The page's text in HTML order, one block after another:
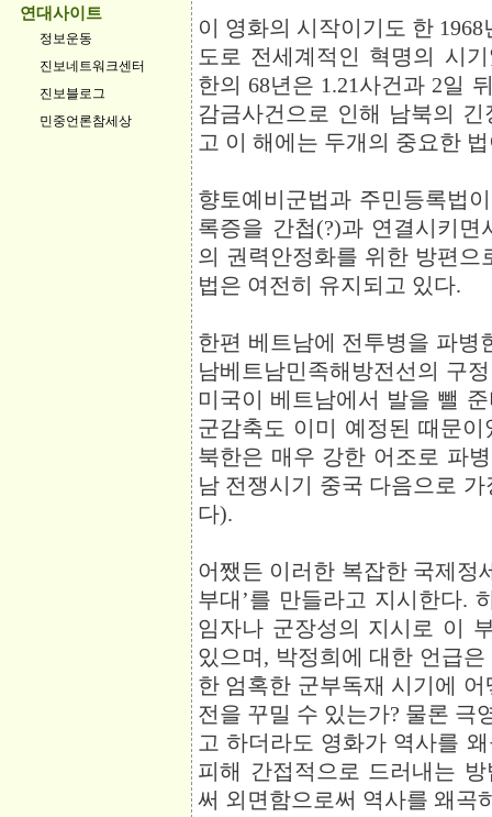
연대사이트
정보운동
진보네트워크센터
진보블로그
민중언론참세상
이 영화의 시작이기도 한
도로 전세계적인 혁명의 시
한의 68년은 1.21사건과 2일
감금사건으로 인해 남북의
고 이 해에는 두개의 중요한
향토예비군법과 주민등록법
록증을 간첩(?)과 연결시키
의 권력안정화를 위한 방편
법은 여전히 유지되고 있다.
한편 베트남에 전투병을 파병
남베트남민족해방전선의 구
미국이 베트남에서 발을 뺄
군감축도 이미 예정된 때문
북한은 매우 강한 어조로 파
남 전쟁시기 중국 다음으로
다).
어쨌든 이러한 복잡한 국제정
부대’를 만들라고 지시한다.
임자나 군장성의 지시로 이
있으며, 박정희에 대한 언급
한 엄혹한 군부독재 시기에
전을 꾸밀 수 있는가? 물론 극
고 하더라도 영화가 역사를
피해 간접적으로 드러내는
써 외면함으로써 역사를 왜곡